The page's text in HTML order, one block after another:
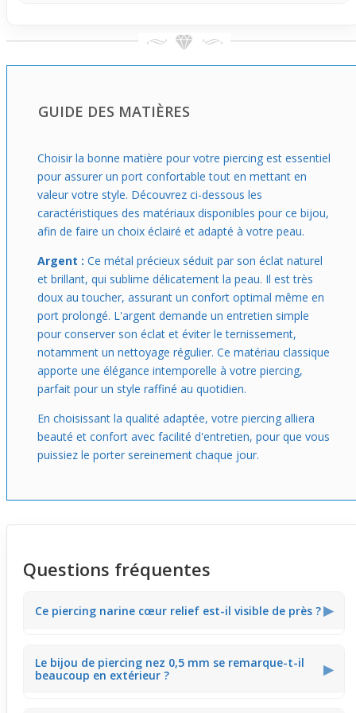
Adapté aux débutants ou à ceux qui cherchent un bijou
assortir avec différents looks, et convient à ceux qui
GUIDE DES MATIÈRES
Choisir la bonne matière pour votre piercing est essentiel
pour assurer un port confortable tout en mettant en
valeur votre style. Découvrez ci-dessous les
caractéristiques des matériaux disponibles pour ce bijou,
afin de faire un choix éclairé et adapté à votre peau.
Argent : Ce métal précieux séduit par son éclat naturel
et brillant, qui sublime délicatement la peau. Il est très
doux au toucher, assurant un confort optimal même en
port prolongé. L'argent demande un entretien simple
pour conserver son éclat et éviter le ternissement,
notamment un nettoyage régulier. Ce matériau classique
apporte une élégance intemporelle à votre piercing,
parfait pour un style raffiné au quotidien.
En choisissant la qualité adaptée, votre piercing alliera
beauté et confort avec facilité d'entretien, pour que vous
puissiez le porter sereinement chaque jour.
Questions fréquentes
Ce piercing narine cœur relief est-il visible de près ?▶
strass, cepiercing narine offre une visibilité élégante
sans paraître imposant. Il ajoute une touche brillante qui
Le bijou de piercing nez 0,5 mm se remarque-t-il
beaucoup en extérieur ?
▶